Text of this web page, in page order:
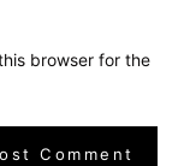
browser for the